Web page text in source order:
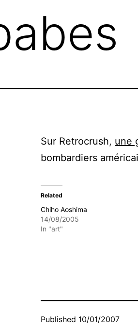
Sur Retrocrush, une
bombardiers
Related
Chiho Aoshima
14/08/2005
In "art"
Published 10/01/2007